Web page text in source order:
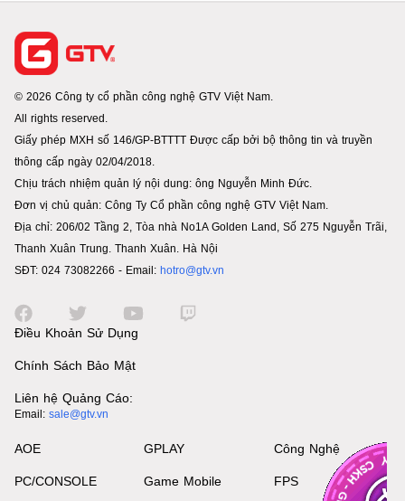
© 2026 Công ty cổ phần công nghệ GTV Việt Nam.
All rights reserved.
Giấy phép MXH số 146/GP-BTTTT Được cấp bởi bộ thông tin và truyền
thông cấp ngày 02/04/2018.
Chịu trách nhiệm quản lý nội dung: ông Nguyễn Minh Đức.
Đơn vị chủ quản: Công Ty Cổ phần công nghệ GTV Việt Nam.
Địa chỉ: 206/02 Tầng 2, Tòa nhà No1A Golden Land, Số 275 Nguyễn Trãi,
Thanh Xuân Trung. Thanh Xuân. Hà Nội
SĐT: 024 73082266 - Email: hotro@gtv.vn
Điều Khoản Sử Dụng
Chính Sách Bảo Mật
Liên hệ Quảng Cáo:
Email: sale@gtv.vn
AOE
PC/CONSOLE
GPLAY
Game Mobile
Công Nghệ
FPS